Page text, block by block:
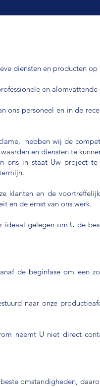
diensten en producten
en alomvattende
personeel en in de
hebben wij de
en diensten te
ons in staat Uw project
klanten en de
en de ernst van ons werk.
gelegen om U de
de beginfase om een
naar onze
neemt U niet direct
omstandigheden,